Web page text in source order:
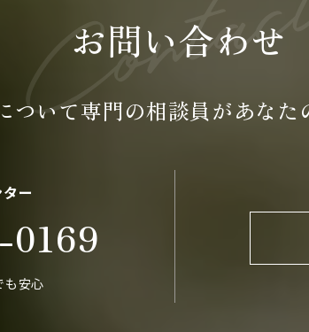
お問い合わせ
ついて専門の相談員があなた
ー
0169
も安心